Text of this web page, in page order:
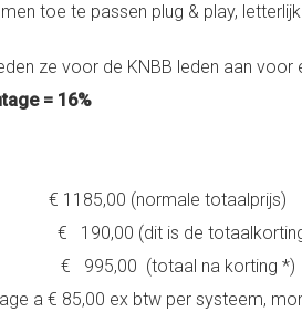
toe te passen plug & play,
ze voor de KNBB leden aan voor
= 16%
(normale totaalprijs)
190,00 (dit is de
na korting *)
a € 85,00 ex btw per systeem,